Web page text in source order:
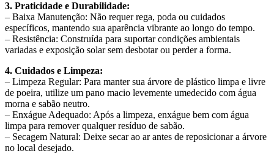
3. Praticidade e Durabilidade:
– Baixa Manutenção: Não requer rega, poda ou cuidados
específicos, mantendo sua aparência vibrante ao longo do tempo.
– Resistência: Construída para suportar condições ambientais
variadas e exposição solar sem desbotar ou perder a forma.
4. Cuidados e Limpeza:
– Limpeza Regular: Para manter sua árvore de plástico limpa e livre
de poeira, utilize um pano macio levemente umedecido com água
morna e sabão neutro.
– Enxágue Adequado: Após a limpeza, enxágue bem com água
limpa para remover qualquer resíduo de sabão.
– Secagem Natural: Deixe secar ao ar antes de reposicionar a árvore
no local desejado.